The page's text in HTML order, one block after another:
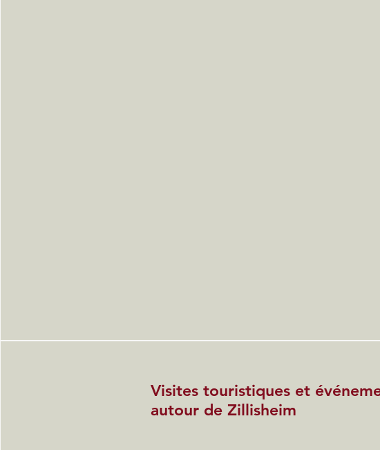
Visites touristiques et
autour de Zillisheim